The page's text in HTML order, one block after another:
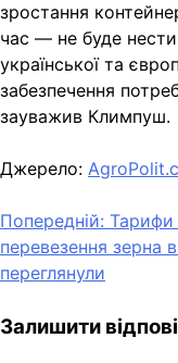
зростання
час — не буде нести
української та
забезпечення
зауважив Климпуш.
Джерело:
Навігація
записів
Попередній: Тарифи
перевезення зерна в
переглянули
Залишити